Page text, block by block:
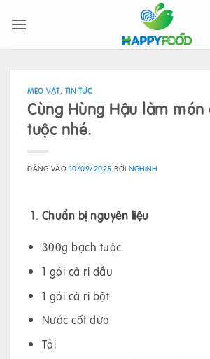
qua
MẸO VẶT, TIN TỨC
Cùng Hùng Hậu làm món
tuộc nhé.
ĐĂNG VÀO 10/09/2025 BỞINGHINH
Chuẩn bị nguyên liệu
300g bạch tuộc
1 gói cà ri dầu
1 gói cà ri bột
Nước cốt dừa
Tỏi